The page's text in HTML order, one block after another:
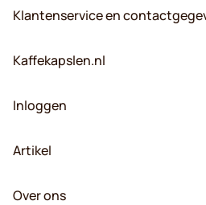
Klantenservice en
Kaffekapslen.nl
Inloggen
Artikel
Over ons